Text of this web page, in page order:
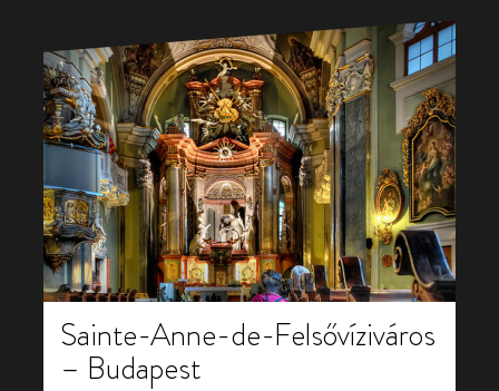
Sainte-Anne-de-Felsővíziváros
– Budapest